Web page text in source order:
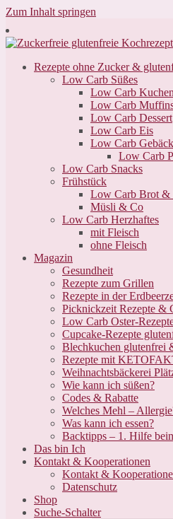
Zum Inhalt springen
Rezepte ohne Zucker &
Low Carb Süßes
Low Carb
Low Carb
Low Carb Dessert
Low Carb Eis
Low Carb Gebäck
Low Carb
Low Carb Snacks
Frühstück
Low Carb Brot &
Müsli & Co
Low Carb Herzhaftes
mit Fleisch
ohne Fleisch
Magazin
Gesundheit
Rezepte zum Grillen
Rezepte in der
Picknickzeit Rezepte &
Low Carb Oster-
Cupcake-Rezepte
Blechkuchen glutenfrei
Rezepte mit
Weihnachtsbäckerei
Wie kann ich süßen?
Codes & Rabatte
Welches Mehl –
Was kann ich essen?
Backtipps – 1. Hilfe
Das bin Ich
Kontakt & Kooperationen
Kontakt &
Datenschutz
Shop
Suche-Schalter